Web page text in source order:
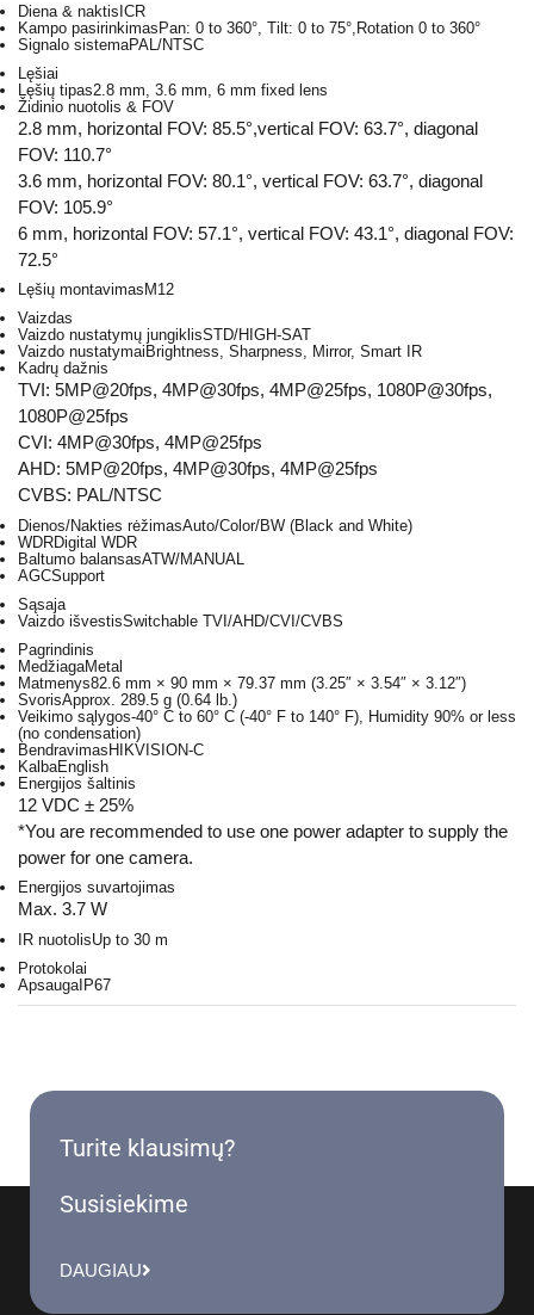
Diena & naktis ICR
Kampo pasirinkimas Pan: 0 to 360°, Tilt: 0 to 75°,Rotation 0 to 360°
Signalo sistemaPAL/NTSC
Lęšiai
Lęšių tipas2.8 mm, 3.6 mm, 6 mm fixed lens
Židinio nuotolis & FOV
2.8 mm, horizontal FOV: 85.5°,vertical FOV: 63.7°, diagonal
FOV: 110.7°
3.6 mm, horizontal FOV: 80.1°, vertical FOV: 63.7°, diagonal
FOV: 105.9°
6 mm, horizontal FOV: 57.1°, vertical FOV: 43.1°, diagonal FOV:
72.5°
Lęšių montavimas M12
Vaizdas
Vaizdo nustatymų jungiklisSTD/HIGH-SAT
Vaizdo nustatymai Brightness, Sharpness, Mirror, Smart IR
Kadrų dažnis
TVI: 5MP@20fps, 4MP@30fps, 4MP@25fps, 1080P@30fps,
1080P@25fps
CVI: 4MP@30fps, 4MP@25fps
AHD: 5MP@20fps, 4MP@30fps, 4MP@25fps
CVBS: PAL/NTSC
Dienos/Nakties rėžimasAuto/Color/BW (Black and White)
WDRDigital WDR
Baltumo balansasATW/MANUAL
AGCSupport
Sąsaja
Vaizdo išvestisSwitchable TVI/AHD/CVI/CVBS
Pagrindinis
MedžiagaMetal
Matmenys82.6 mm × 90 mm × 79.37 mm (3.25″ × 3.54″ × 3.12″)
SvorisApprox. 289.5 g (0.64 lb.)
Veikimo sąlygos-40° C to 60° C (-40° F to 140° F), Humidity 90% or less
(no condensation)
Bendravimas HIKVISION-C
KalbaEnglish
Energijos šaltinis
12 VDC ± 25%
*You are recommended to use one power adapter to supply the
power for one camera.
Energijos suvartojimas
Max. 3.7 W
IR nuotolisUp to 30 m
Protokolai
Apsauga IP67
Turite klausimų?
Susisiekime
DAUGIAU